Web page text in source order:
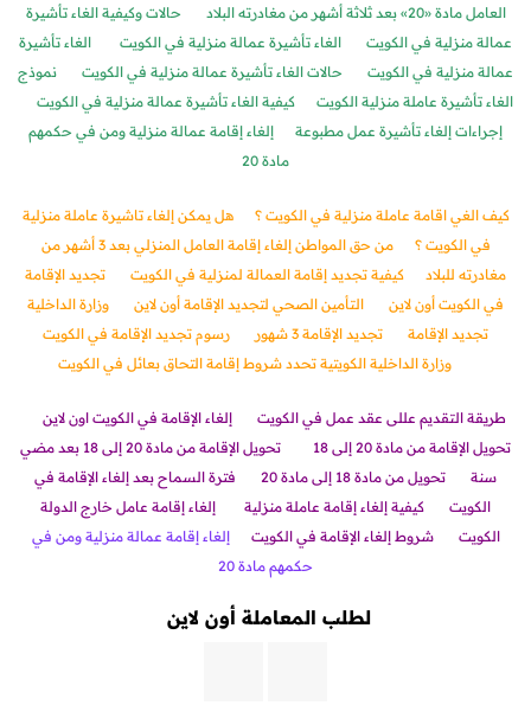
العامل مادة «20» بعد ثلاثة أشهر من مغادرته البلاد
حالات وكيفية الغاء تأشيرة
عمالة منزلية في الكويت
الغاء تأشيرة عمالة منزلية في الكويت
الغاء تأشيرة
عمالة منزلية في الكويت
حالات الغاء تأشيرة عمالة منزلية في الكويت
نموذج
الغاء تأشيرة عاملة منزلية الكويت
كيفية الغاء تأشيرة عمالة منزلية في الكويت
إجراءات إلغاء تأشيرة عمل مطبوعة
إلغاء إقامة عمالة منزلية ومن في حكمهم
مادة 20
كيف الغي اقامة عاملة منزلية في الكويت ؟
هل يمكن إلغاء تاشيرة عاملة منزلية
في الكويت ؟
من حق المواطن إلغاء إقامة العامل المنزلي بعد 3 أشهر من
مغادرته للبلاد
كيفية تجديد إقامة العمالة لمنزلية في الكويت
تجديد الإقامة
في الكويت أون لاين
التأمين الصحي لتجديد الإقامة أون لاين
وزارة الداخلية
تجديد الإقامة
تجديد الإقامة 3 شهور
رسوم تجديد الإقامة في الكويت
وزارة الداخلية الكويتية تحدد شروط إقامة التحاق بعائل في الكويت
طريقة التقديم عللى عقد عمل في الكويت
إلغاء الإقامة في الكويت اون لاين
تحويل الإقامة من مادة 20 إلى 18
تحويل الإقامة من مادة 20 إلى 18 بعد مضي
سنة
تحويل من مادة 18 إلى مادة 20
فترة السماح بعد إلغاء الإقامة في
الكويت
كيفية إلغاء إقامة عاملة منزلية
إلغاء إقامة عامل خارج الدولة
الكويت
شروط إلغاء الإقامة في الكويت
إلغاء إقامة عمالة منزلية ومن في
حكمهم مادة 20
لطلب المعاملة أون لاين